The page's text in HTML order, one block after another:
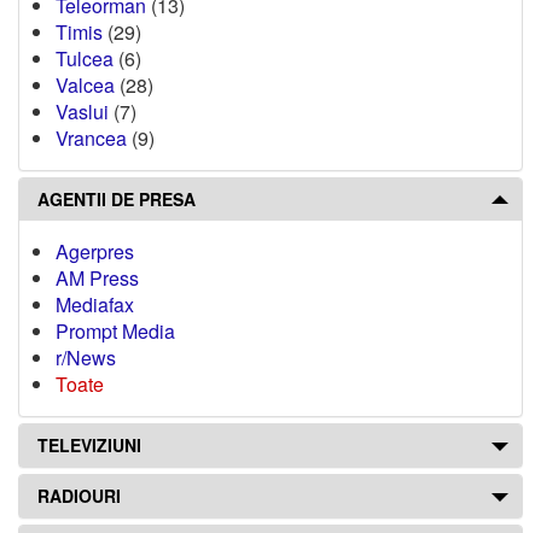
Timis (29)
Tulcea (6)
Valcea (28)
Vaslui (7)
Vrancea (9)
AGENTII DE PRESA
Agerpres
AM Press
Mediafax
Prompt Media
r/News
Toate
TELEVIZIUNI
RADIOURI